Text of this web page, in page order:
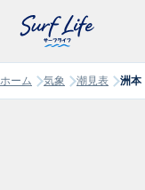
ホーム 気象 潮見表 洲本